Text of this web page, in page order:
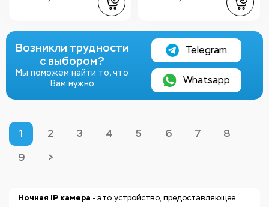
Возникли трудности
с выбором?
Мы поможем найти то, что
Вам нужно
Telegram
Whatsapp
1 2 3 4 5 6 7 8
9 >
Ночная IP камера - это устройство, предоставляющее